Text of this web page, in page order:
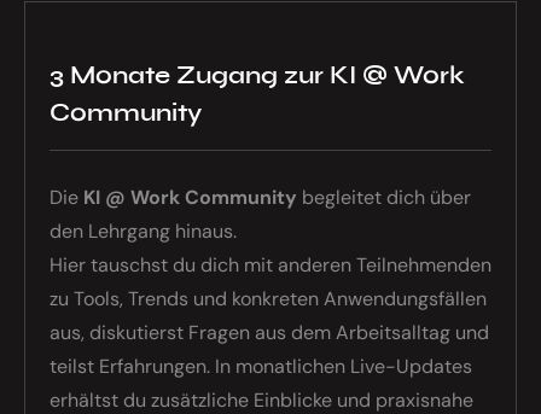
3 Monate Zugang zur KI @ Work
Community
Die KI @ Work Community begleitet dich über
den Lehrgang hinaus.
Hier tauschst du dich mit anderen Teilnehmenden
zu Tools, Trends und konkreten Anwendungsfällen
aus, diskutierst Fragen aus dem Arbeitsalltag und
teilst Erfahrungen. In monatlichen Live-Updates
erhältst du zusätzliche Einblicke und praxisnahe